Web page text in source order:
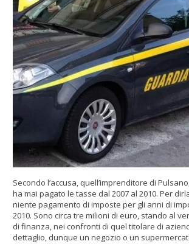
Secondo l’accusa, quell’imprenditore di
ha mai pagato le tasse dal 2007 al 2010. Per
niente pagamento di imposte per gli anni di
2010. Sono circa tre milioni di euro, stando al
di finanza, nei confronti di quel titolare di
dettaglio, dunque un negozio o un